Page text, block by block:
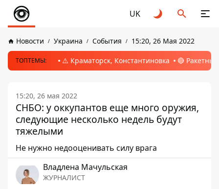
UK
Новости Украина События 15:20, 26 Мая 2022
ТОПТЕМЫ: ⚠️ Краматорск, Константиновка 🔴
15:20, 26 мая 2022
СНБО: у оккупантов еще много оружия,
следующие несколько недель будут
тяжелыми
Не нужно недооценивать силу врага
Владлена Мачульская
ЖУРНАЛИСТ